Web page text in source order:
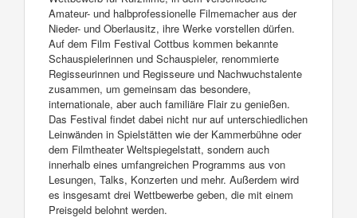
Amateur- und halbprofessionelle Filmemacher aus der
Nieder- und Oberlausitz, ihre Werke vorstellen dürfen.
Auf dem Film Festival Cottbus kommen bekannte
Schauspielerinnen und Schauspieler, renommierte
Regisseurinnen und Regisseure und Nachwuchstalente
zusammen, um gemeinsam das besondere,
internationale, aber auch familiäre Flair zu genießen.
Das Festival findet dabei nicht nur auf unterschiedlichen
Leinwänden in Spielstätten wie der Kammerbühne oder
dem Filmtheater Weltspiegelstatt, sondern auch
innerhalb eines umfangreichen Programms aus von
Lesungen, Talks, Konzerten und mehr. Außerdem wird
es insgesamt drei Wettbewerbe geben, die mit einem
Preisgeld belohnt werden.